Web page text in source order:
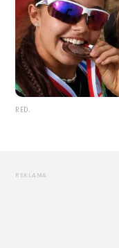
RED.
REKLAMA